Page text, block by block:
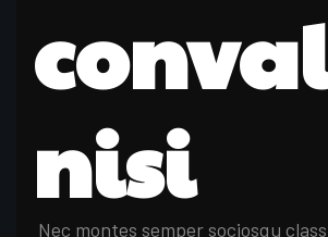
nisi
Nec montes semper sociosqu